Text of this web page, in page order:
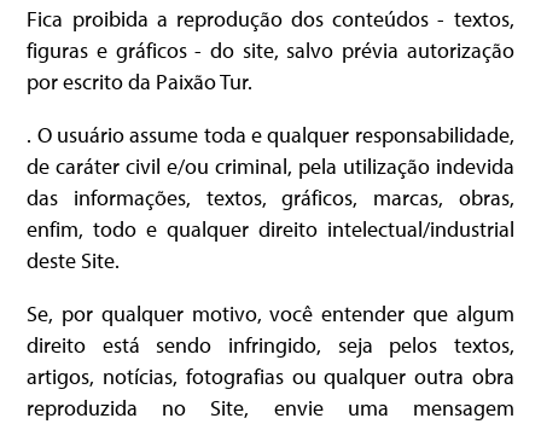
Fica proibida a reprodução dos conteúdos - textos,
figuras e gráficos - do site, salvo prévia autorização
por escrito da Paixão Tur.
. O usuário assume toda e qualquer responsabilidade,
de caráter civil e/ou criminal, pela utilização indevida
das informações, textos, gráficos, marcas, obras,
enfim, todo e qualquer direito intelectual/industrial
deste Site.
Se, por qualquer motivo, você entender que algum
direito está sendo infringido, seja pelos textos,
artigos, notícias, fotografias ou qualquer outra obra
reproduzida no Site, envie uma mensagem